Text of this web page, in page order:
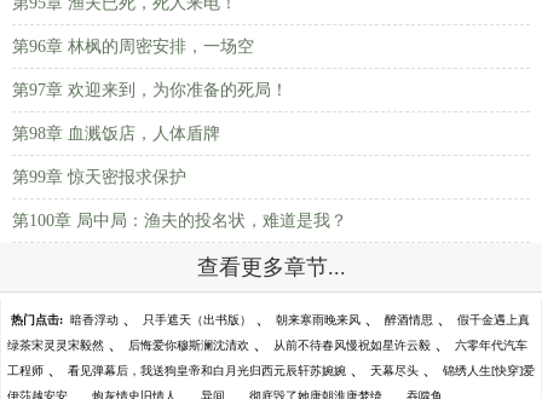
第96章 林枫的周密安排，一场空
第97章 欢迎来到，为你准备的死局！
第98章 血溅饭店，人体盾牌
第99章 惊天密报求保护
第100章 局中局：渔夫的投名状，难道是我？
查看更多章节...
热门点击: 暗香浮动 、 只手遮天（出书版） 、 朝来寒雨晚来风 、 醉酒情思 、 假千金遇上真
绿茶宋灵灵宋毅然 、 后悔爱你穆斯澜沈清欢 、 从前不待春风慢祝如星许云毅 、 六零年代汽车
工程师 、 看见弹幕后，我送狗皇帝和白月光归西元辰轩苏婉婉 、 天幕尽头 、 锦绣人生[快穿]爱
伊莎越安安 炮灰情史旧情人 异间 彻底毁了她唐朝淮唐梦绮 吞噬鱼